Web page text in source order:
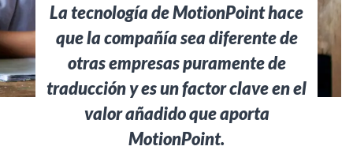
La tecnología de MotionPoint hace
que la compañía sea diferente de
otras empresas puramente de
traducción y es un factor clave en el
valor añadido que aporta
MotionPoint.